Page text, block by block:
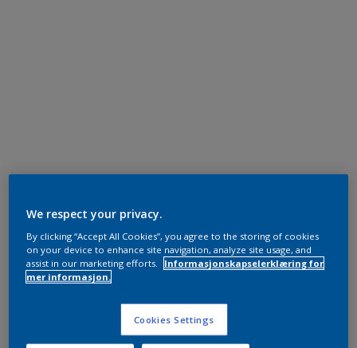
We respect your privacy.
By clicking “Accept All Cookies”, you agree to the storing of cookies
on your device to enhance site navigation, analyze site usage, and
assist in our marketing efforts.
Informasjonskapselerklæring for
mer informasjon.
Cookies Settings